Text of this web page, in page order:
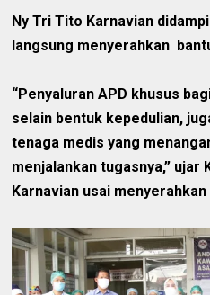
Ny Tri Tito Karnavian
langsung menyerahkan
“Penyaluran APD khusus
selain bentuk kepedulian,
tenaga medis yang
menjalankan tugasnya,” ujar
Karnavian usai menyerahkan